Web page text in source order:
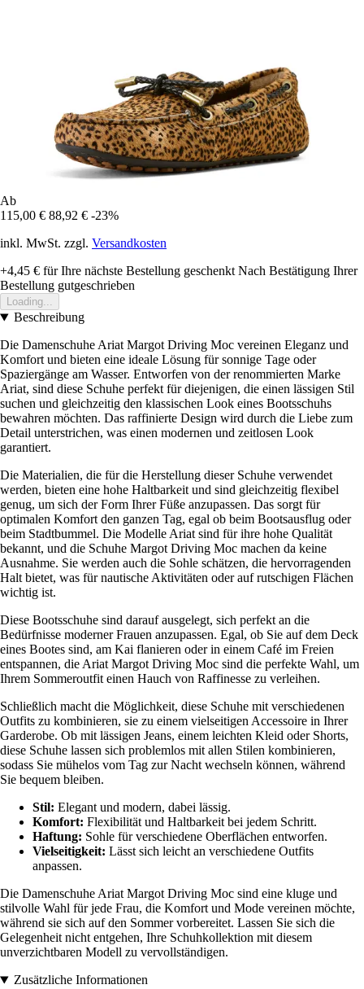
Ab
115,00 € 88,92 € -23%
inkl. MwSt. zzgl. Versandkosten
+4,45 € für Ihre nächste Bestellung geschenkt Nach Bestätigung Ihrer
Bestellung gutgeschrieben
Loading...
Beschreibung
Die Damenschuhe Ariat Margot Driving Moc vereinen Eleganz und
Komfort und bieten eine ideale Lösung für sonnige Tage oder
Spaziergänge am Wasser. Entworfen von der renommierten Marke
Ariat, sind diese Schuhe perfekt für diejenigen, die einen lässigen Stil
suchen und gleichzeitig den klassischen Look eines Bootsschuhs
bewahren möchten. Das raffinierte Design wird durch die Liebe zum
Detail unterstrichen, was einen modernen und zeitlosen Look
garantiert.
Die Materialien, die für die Herstellung dieser Schuhe verwendet
werden, bieten eine hohe Haltbarkeit und sind gleichzeitig flexibel
genug, um sich der Form Ihrer Füße anzupassen. Das sorgt für
optimalen Komfort den ganzen Tag, egal ob beim Bootsausflug oder
beim Stadtbummel. Die Modelle Ariat sind für ihre hohe Qualität
bekannt, und die Schuhe Margot Driving Moc machen da keine
Ausnahme. Sie werden auch die Sohle schätzen, die hervorragenden
Halt bietet, was für nautische Aktivitäten oder auf rutschigen Flächen
wichtig ist.
Diese Bootsschuhe sind darauf ausgelegt, sich perfekt an die
Bedürfnisse moderner Frauen anzupassen. Egal, ob Sie auf dem Deck
eines Bootes sind, am Kai flanieren oder in einem Café im Freien
entspannen, die Ariat Margot Driving Moc sind die perfekte Wahl, um
Ihrem Sommeroutfit einen Hauch von Raffinesse zu verleihen.
Schließlich macht die Möglichkeit, diese Schuhe mit verschiedenen
Outfits zu kombinieren, sie zu einem vielseitigen Accessoire in Ihrer
Garderobe. Ob mit lässigen Jeans, einem leichten Kleid oder Shorts,
diese Schuhe lassen sich problemlos mit allen Stilen kombinieren,
sodass Sie mühelos vom Tag zur Nacht wechseln können, während
Sie bequem bleiben.
Stil: Elegant und modern, dabei lässig.
Komfort: Flexibilität und Haltbarkeit bei jedem Schritt.
Haftung: Sohle für verschiedene Oberflächen entworfen.
Vielseitigkeit: Lässt sich leicht an verschiedene Outfits
anpassen.
Die Damenschuhe Ariat Margot Driving Moc sind eine kluge und
stilvolle Wahl für jede Frau, die Komfort und Mode vereinen möchte,
während sie sich auf den Sommer vorbereitet. Lassen Sie sich die
Gelegenheit nicht entgehen, Ihre Schuhkollektion mit diesem
unverzichtbaren Modell zu vervollständigen.
Zusätzliche Informationen